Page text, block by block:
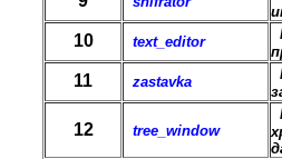
10 text_editor
11 zastavka
12 tree_window